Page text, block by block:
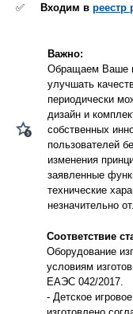
✅ Входим в реестр
Важно:
Обращаем Ваше
улучшать
периодически
дизайн и
собственных
пользователей
изменения
заявленные
технические
незначительно
Соответствие
Оборудование
условиям
ЕАЭС 042/2017.
- Детское